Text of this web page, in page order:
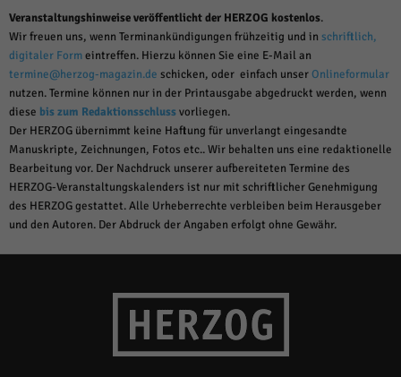
Veranstaltungshinweise veröffentlicht der HERZOG kostenlos.
Wir freuen uns, wenn Terminankündigungen frühzeitig und in schriftlich,
digitaler Formeintreffen. Hierzu können Sie eine E-Mail an
termine@herzog-magazin.de schicken, oder einfach unserOnlineformular
nutzen. Termine können nur in der Printausgabe abgedruckt werden, wenn
diese bis zum Redaktionsschlussvorliegen.
Der HERZOG übernimmt keine Haftung für unverlangt eingesandte
Manuskripte, Zeichnungen, Fotos etc.. Wir behalten uns eine redaktionelle
Bearbeitung vor. Der Nachdruck unserer aufbereiteten Termine des
HERZOG-Veranstaltungskalenders ist nur mit schriftlicher Genehmigung
des HERZOG gestattet. Alle Urheberrechte verbleiben beim Herausgeber
und den Autoren. Der Abdruck der Angaben erfolgt ohne Gewähr.